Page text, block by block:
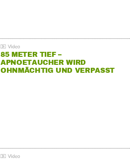
85 METER TIEF –
APNOETAUCHER WIRD
OHNMÄCHTIG UND VERPASST